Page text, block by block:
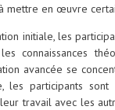
mettre en œuvre
initiale, les
connaissances
avancée se
les participants
travail avec les